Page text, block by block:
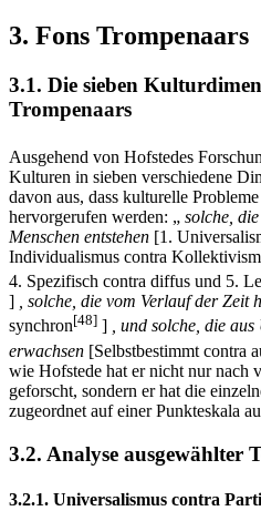
3. Fons Trompenaars
3.1. Die sieben
Trompenaars
Ausgehend von Hofstedes
Kulturen in sieben verschiedene
davon aus, dass kulturelle
hervorgerufen werden: „ solche,
Menschen entstehen [1.
Individualismus contra
4. Spezifisch contra diffus und 5.
] , solche, die vom Verlauf der Zeit
synchron[48] ] , und solche, die
erwachsen [Selbstbestimmt contra
wie Hofstede hat er nicht nur nach
geforscht, sondern er hat die
zugeordnet auf einer Punkteskala
3.2. Analyse ausgewählter
3.2.1. Universalismus contra